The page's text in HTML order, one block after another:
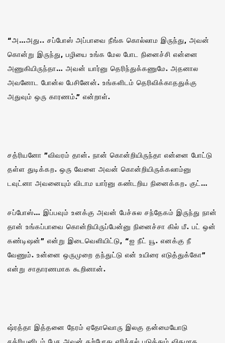
“அ…அது.. சப்போஸ் அப்பாவை நீங்க கொல்லாம இருந்து, அவன்
கொன்று இருந்து, பழியை உங்க மேல போட நினைச்சி என்னை
அணுகியிருந்தா… அவன் யார்னு தெரிந்துக்கணுமே. அதனால
அவனோட போன்ல பேசினேன். உங்களிடம் தெரிவிக்காததுக்கு
அதுவும் ஒரு காரணம்.” என்றாள்.
சத்ரியனோ ”விவரம் தான். நான் கொன்றியிருந்தா என்னை போட்டு
தள்ள துடிக்கற. ஒரு வேளை அவன் கொன்றியிருக்கலாம்னு
டவுட்னா அவனையும் விடாம யார்னு கண்டறிய நினைக்கற. குட்…
சப்போஸ்… இப்பவும் உனக்கு அவன் பேச்சுல சந்தேகம் இருந்து நான்
தான் உங்கப்பாவை கொன்றியிருப்பேன்னு நினைச்சா கில் மீ. பட் ஒன்
கண்டிஷன்” என்று இடைவெளியிட்டு, “ஐ நீட் யூ. எனக்கு நீ
வேணும். உன்னை ஒருமுறை தந்துட்டு என் உயிரை எடுத்துக்கோ”
என்று சாதாரணமாக கூறினான்.
ஷ்ரத்தா இத்தனை நேரம் ஏதோவொரு இலகு தன்மையோடு